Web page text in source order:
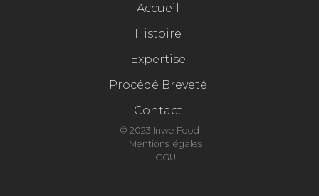
Accueil
Histoire
Expertise
Procédé Breveté
Contact
© 2023 Inwe Food
Mentions légales
CGU